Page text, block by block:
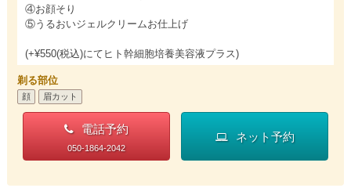
④お顔そり
⑤うるおいジェルクリームお仕上げ
(+¥550(税込)にてヒト幹細胞培養美容液プラス)
剃る部位
顔 眉カット
電話予約
050-1864-2042
ネット予約